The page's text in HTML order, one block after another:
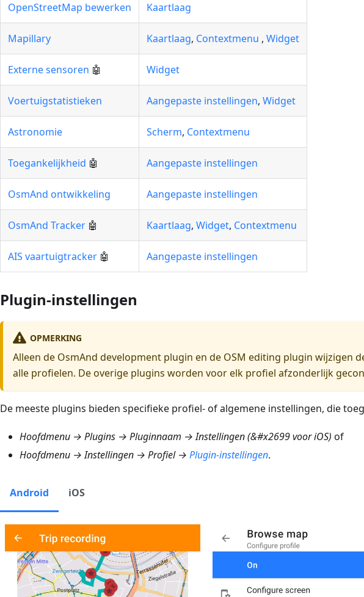
OpenStreetMap bewerken Kaartlaag
Mapillary Kaartlaag, Contextmenu , Widget
Externe sensoren 🤖 Widget
Voertuigstatistieken Aangepaste instellingen, Widget
Astronomie Scherm, Contextmenu
Toegankelijkheid 🤖 Aangepaste instellingen
OsmAnd ontwikkeling Aangepaste instellingen
OsmAnd Tracker 🤖 Kaartlaag, Widget, Contextmenu
AIS vaartuigtracker 🤖 Aangepaste instellingen
Plugin-instellingen
OPMERKING
Alleen de OsmAnd development plugin en de OSM editing plugin wijzigen
alle profielen. De overige plugins worden voor elk profiel afzonderlijk
De meeste plugins bieden specifieke profiel- of algemene instellingen, die
Hoofdmenu → Plugins → Pluginnaam → Instellingen (&#x2699 voor iOS) of
Hoofdmenu → Instellingen → Profiel → Plugin-instellingen.
Android iOS